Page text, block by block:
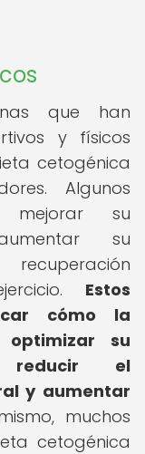
que han
y físicos
cetogénica
Algunos
mejorar su
su
Estos
cómo la
su
reducir el
y aumentar
muchos
cetogénica